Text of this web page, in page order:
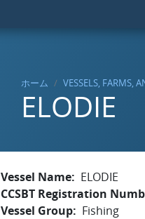
ホーム VESSELS, FARMS,
ELODIE
Vessel Name
ELODIE
CCSBT Registration
Vessel Group
Fishing